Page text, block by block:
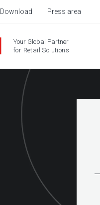
Download Press area
Your Global Partner
for Retail Solutions